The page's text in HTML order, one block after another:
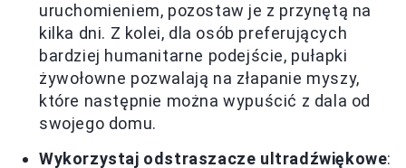
uruchomieniem, pozostaw je z przynętą na
kilka dni. Z kolei, dla osób preferujących
bardziej humanitarne podejście, pułapki
żywołowne pozwalają na złapanie myszy,
które następnie można wypuścić z dala od
swojego domu.
Wykorzystaj odstraszacze ultradźwiękowe: